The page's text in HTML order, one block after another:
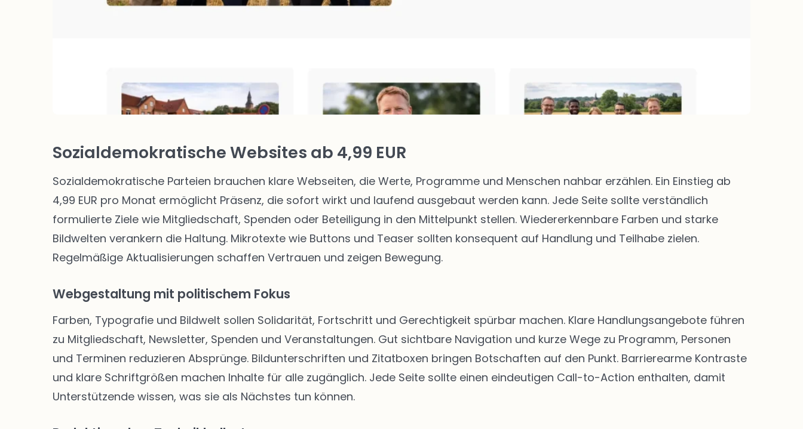
Sozialdemokratische Websites ab 4,99 EUR
Sozialdemokratische Parteien brauchen klare Webseiten, die Werte, Programme und Menschen nahbar erzählen. Ein Einstieg ab
4,99 EUR pro Monat ermöglicht Präsenz, die sofort wirkt und laufend ausgebaut werden kann. Jede Seite sollte verständlich
formulierte Ziele wie Mitgliedschaft, Spenden oder Beteiligung in den Mittelpunkt stellen. Wiedererkennbare Farben und starke
Bildwelten verankern die Haltung. Mikrotexte wie Buttons und Teaser sollten konsequent auf Handlung und Teilhabe zielen.
Regelmäßige Aktualisierungen schaffen Vertrauen und zeigen Bewegung.
Webgestaltung mit politischem Fokus
Farben, Typografie und Bildwelt sollen Solidarität, Fortschritt und Gerechtigkeit spürbar machen. Klare Handlungsangebote führen
zu Mitgliedschaft, Newsletter, Spenden und Veranstaltungen. Gut sichtbare Navigation und kurze Wege zu Programm, Personen
und Terminen reduzieren Absprünge. Bildunterschriften und Zitatboxen bringen Botschaften auf den Punkt. Barrierearme Kontraste
und klare Schriftgrößen machen Inhalte für alle zugänglich. Jede Seite sollte einen eindeutigen Call-to-Action enthalten, damit
Unterstützende wissen, was sie als Nächstes tun können.